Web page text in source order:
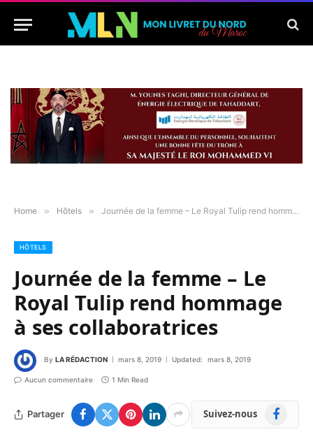
Home » Hôtels » Journée de la femme – Le Royal Tulip rend hommage à ses collaboratrices
HÔTELS
Journée de la femme – Le
Royal Tulip rend hommage
à ses collaboratrices
By LA RÉDACTION mars 8, 2019 Updated: mars 8, 2019
Aucun commentaire 1 Min Read
Partager Suivez-nous Facebook